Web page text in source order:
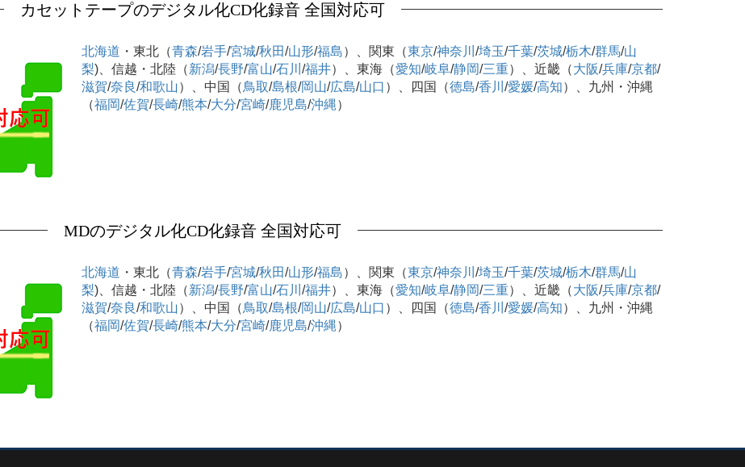
カセットテープのデジタル化CD化録音 全国対応可
北海道 ・東北（青森/岩手/宮城/秋田/山形/福島）、関東（東京/神奈川 /埼玉/千葉/茨城/栃木/群馬/山
梨)、信越・北陸（新潟/長野/富山/石川 /福井）、東海（愛知/岐阜/静岡/三重）、近畿（大阪/兵庫/京都/
滋賀/奈良/和歌山）、中国（鳥取/島根/岡山/広島/山口 ）、四国（徳島/香川 /愛媛/高知）、九州・沖縄
（福岡/佐賀/長崎/熊本/大分/宮崎/鹿児島/沖縄）
MDのデジタル化CD化録音 全国対応可
北海道 ・東北（青森/岩手/宮城/秋田/山形/福島）、関東（東京/神奈川 /埼玉/千葉/茨城/栃木/群馬/山
梨)、信越・北陸（新潟/長野/富山/石川 /福井）、東海（愛知/岐阜/静岡/三重）、近畿（大阪/兵庫/京都/
滋賀/奈良/和歌山）、中国（鳥取/島根/岡山/広島/山口 ）、四国（徳島/香川 /愛媛/高知）、九州・沖縄
（福岡/佐賀/長崎/熊本/大分/宮崎/鹿児島/沖縄）